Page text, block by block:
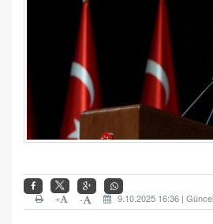
9.10.2025 16:36 |
-
+